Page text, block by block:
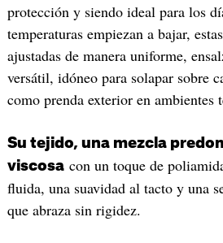
protección y siendo ideal para los
temperaturas empiezan a bajar,
ajustadas de manera uniforme,
versátil, idóneo para solapar sobre
como prenda exterior en ambientes
Su tejido, una mezcla
viscosacon un toque de
fluida, una suavidad al tacto y una
que abraza sin rigidez.